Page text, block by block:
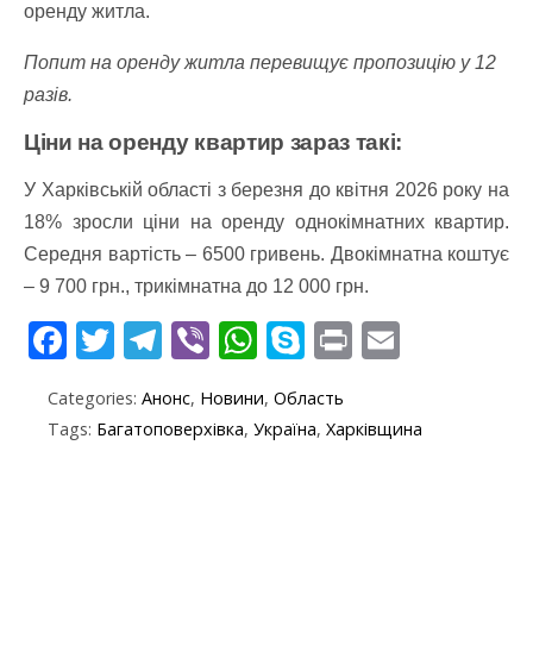
оренду житла.
Попит на оренду житла перевищує пропозицію у 12
разів.
Ціни на оренду квартир зараз такі:
У Харківській області з березня до квітня 2026 року на
18% зросли ціни на оренду однокімнатних квартир.
Середня вартість – 6500 гривень. Двокімнатна коштує
– 9 700 грн., трикімнатна до 12 000 грн.
F
e
b
T
itt
T
e
gr
Vi
er
W
at
s
S
y
p
Pr
t ai
Categories: Анонс, Новини, Область
Tags: Багатоповерхівка, Україна, Харківщина